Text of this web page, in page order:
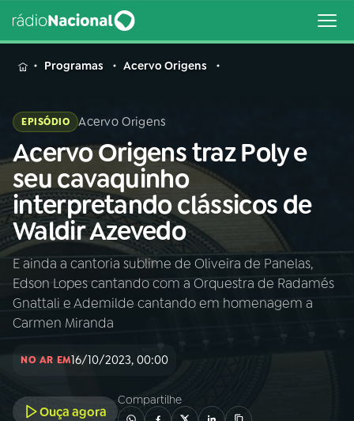
MENU
Buscar
na
Rádio
Nacional
Buscar
AO VIVO
01INÍCIO
PROGRAMAÇÃO
Programas Acervo Origens
EPISÓDIO Acervo Origens
Acervo Origens traz Poly e
seu cavaquinho
interpretando clássicos de
Waldir Azevedo
E ainda a cantoria sublime de Oliveira de Panelas,
Edson Lopes cantando com a Orquestra de Radamés
Gnattali e Ademilde cantando em homenagem a
Carmen Miranda
NO AR EM16/10/2023, 00:00
Ouça agora
Compartilhe